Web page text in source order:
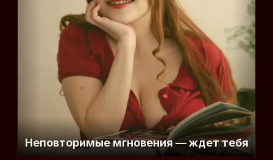
Неповторимые мгновения — ждет тебя